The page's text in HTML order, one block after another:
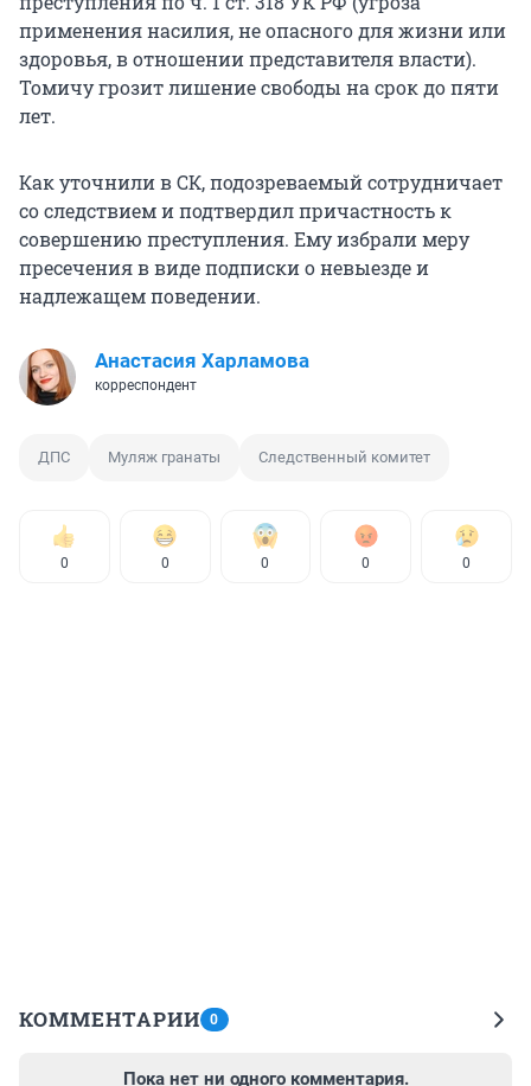
применения насилия, не опасного для жизни или
здоровья, в отношении представителя власти).
Томичу грозит лишение свободы на срок до пяти
лет.
Как уточнили в СК, подозреваемый сотрудничает
со следствием и подтвердил причастность к
совершению преступления. Ему избрали меру
пресечения в виде подписки о невыезде и
надлежащем поведении.
Анастасия Харламова
корреспондент
ДПС Муляж гранаты Следственный комитет
0 0 0 0 0
КОММЕНТАРИИ 0
Пока нет ни одного комментария.